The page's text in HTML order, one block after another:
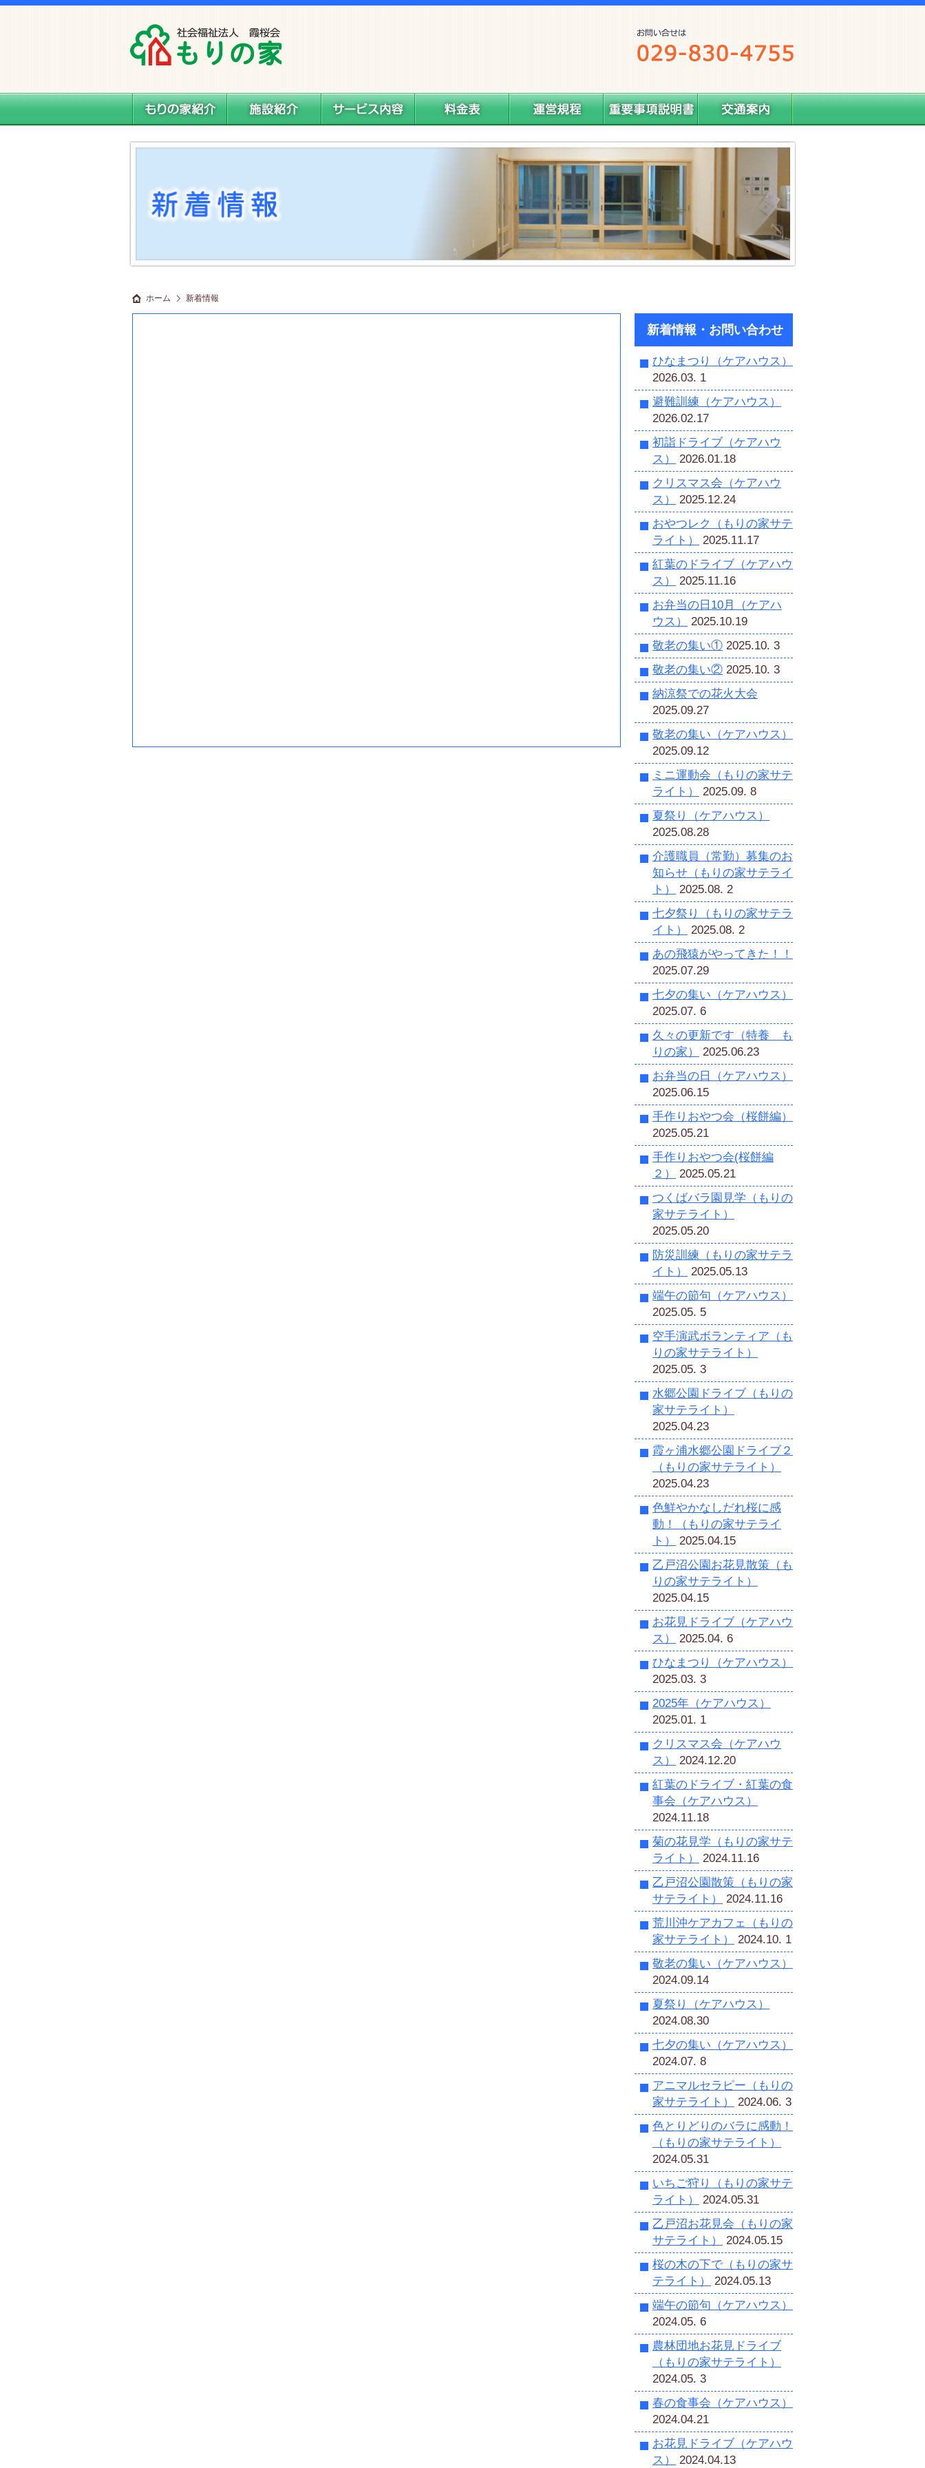
ホーム 新着情報
新着情報・お問い合わせ
ひなまつり（ケアハウス）
2026.03. 1
避難訓練（ケアハウス）
2026.02.17
初詣ドライブ（ケアハウ
ス）
2026.01.18
クリスマス会（ケアハウ
ス）
2025.12.24
おやつレク（もりの家サテ
ライト）
2025.11.17
紅葉のドライブ（ケアハウ
ス）
2025.11.16
お弁当の日10月（ケアハ
ウス）
2025.10.19
敬老の集い① 2025.10. 3
敬老の集い② 2025.10. 3
納涼祭での花火大会
2025.09.27
敬老の集い（ケアハウス）
2025.09.12
ミニ運動会（もりの家サテ
ライト）
2025.09. 8
夏祭り（ケアハウス）
2025.08.28
介護職員（常勤）募集のお
知らせ（もりの家サテライ
ト）
2025.08. 2
七夕祭り（もりの家サテラ
イト）
2025.08. 2
あの飛猿がやってきた！！
2025.07.29
七夕の集い（ケアハウス）
2025.07. 6
久々の更新です（特養 も
りの家）
2025.06.23
お弁当の日（ケアハウス）
2025.06.15
手作りおやつ会（桜餅編）
2025.05.21
手作りおやつ会(桜餅編
２）
2025.05.21
つくばバラ園見学（もりの
家サテライト）
2025.05.20
防災訓練（もりの家サテラ
イト）
2025.05.13
端午の節句（ケアハウス）
2025.05. 5
空手演武ボランティア（も
りの家サテライト）
2025.05. 3
水郷公園ドライブ（もりの
家サテライト）
2025.04.23
霞ヶ浦水郷公園ドライブ２
（もりの家サテライト）
2025.04.23
色鮮やかなしだれ桜に感
動！（もりの家サテライ
ト）
2025.04.15
乙戸沼公園お花見散策（も
りの家サテライト）
2025.04.15
お花見ドライブ（ケアハウ
ス）
2025.04. 6
ひなまつり（ケアハウス）
2025.03. 3
2025年（ケアハウス）
2025.01. 1
クリスマス会（ケアハウ
ス）
2024.12.20
紅葉のドライブ・紅葉の食
事会（ケアハウス）
2024.11.18
菊の花見学（もりの家サテ
ライト）
2024.11.16
乙戸沼公園散策（もりの家
サテライト）
2024.11.16
荒川沖ケアカフェ（もりの
家サテライト）
2024.10. 1
敬老の集い（ケアハウス）
2024.09.14
夏祭り（ケアハウス）
2024.08.30
七夕の集い（ケアハウス）
2024.07. 8
アニマルセラピー（もりの
家サテライト）
2024.06. 3
色とりどりのバラに感動！
（もりの家サテライト）
2024.05.31
いちご狩り（もりの家サテ
ライト）
2024.05.31
乙戸沼お花見会（もりの家
サテライト）
2024.05.15
桜の木の下で（もりの家サ
テライト）
2024.05.13
端午の節句（ケアハウス）
2024.05. 6
農林団地お花見ドライブ
（もりの家サテライト）
2024.05. 3
春の食事会（ケアハウス）
2024.04.21
お花見ドライブ（ケアハウ
ス）
2024.04.13